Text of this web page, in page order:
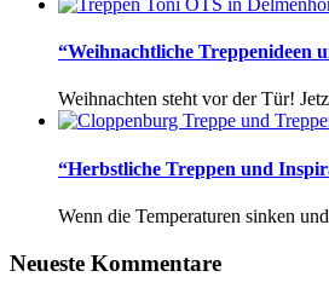
“Weihnachtliche Treppenideen
Weihnachten steht vor der Tür!
“Herbstliche Treppen und
Wenn die Temperaturen sinken
Neueste Kommentare